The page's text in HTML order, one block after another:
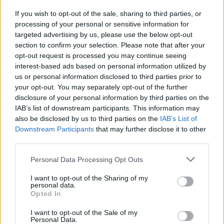
If you wish to opt-out of the sale, sharing to third parties, or
processing of your personal or sensitive information for
targeted advertising by us, please use the below opt-out
section to confirm your selection. Please note that after your
opt-out request is processed you may continue seeing
interest-based ads based on personal information utilized by
us or personal information disclosed to third parties prior to
your opt-out. You may separately opt-out of the further
disclosure of your personal information by third parties on the
IAB’s list of downstream participants. This information may
also be disclosed by us to third parties on the IAB’s List of
Downstream Participants that may further disclose it to other
Personal Data Processing Opt Outs
I want to opt-out of the Sharing of my
personal data.
Opted In
I want to opt-out of the Sale of my
Personal Data.
GAZDASÁG
Mesterséges vírusokat hoztak létre AI
segítségével a kutatók - Megszólalt Tanács
Zoltán miniszter
A biokutatások veszélyeire hívta fel a figyelmet.
PORTFOLIO BLOGGER
BANKMONITOR
Hogyan alakulnak a betéti- és hitelkamatok az
A KSH adatai alapján 1,2 százalék volt az éves infláció
júliusban. Több, mint 10 éve nem volt ilyen alacsony az
áremelkedés mértéke. Érdemes megnézni, hogy ezen
adathoz képest hogyan alakul
CHIKANSPLANET